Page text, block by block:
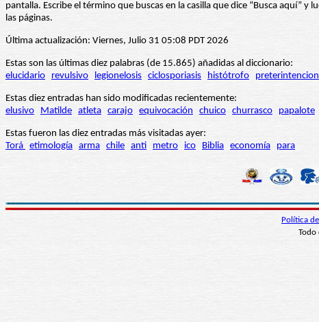
pantalla. Escribe el término que buscas en la casilla que dice “Busca
las páginas.
Última actualización: Viernes, Julio 31 05:08 PDT 2026
Estas son las últimas diez palabras (de 15.865) añadidas al diccionario:
elucidario
revulsivo legionelosis ciclosporiasis histótrofo
Estas diez entradas han sido modificadas recientemente:
elusivo
Matilde atleta carajo equivocación chuico churrasco papalote
Estas fueron las diez entradas más visitadas ayer:
Torá etimología arma chile anti metro ico Biblia economía para
Política
Todo